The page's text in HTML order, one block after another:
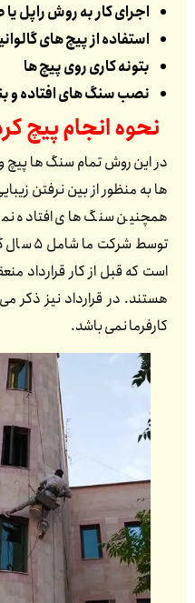
اجرای کار به روش راپل
استفاده از پیچ های
بتونه کاری روی پیچ ها
نصب سنگ های افتاده و
نحوه انجام پیچ
در این روش تمام سنگ ها
ها به منظور از بین نرفتن
همچنین سنگ های افتاده
توسط
است که قبل از کار قرارداد
هستند. در قرارداد نیز ذکر
کارفرما نمی باشد.